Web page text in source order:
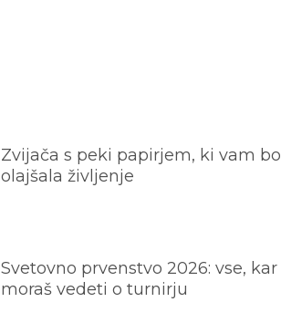
Zvijača s peki papirjem, ki vam bo
olajšala življenje
Svetovno prvenstvo 2026: vse, kar
moraš vedeti o turnirju